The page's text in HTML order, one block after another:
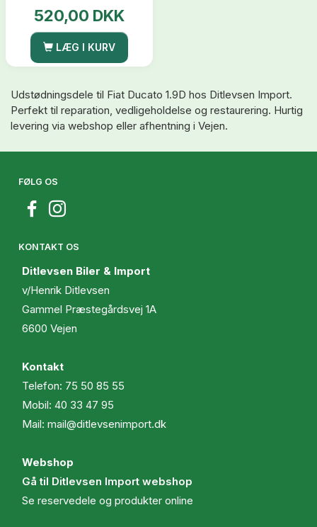
520,00 DKK
LÆG I KURV
Udstødningsdele til Fiat Ducato 1.9D hos Ditlevsen Import.
Perfekt til reparation, vedligeholdelse og restaurering. Hurtig
levering via webshop eller afhentning i Vejen.
FØLG OS
KONTAKT OS
Ditlevsen Biler & Import
v/Henrik Ditlevsen
Gammel Præstegårdsvej 1A
6600 Vejen
Kontakt
Telefon: 75 50 85 55
Mobil: 40 33 47 95
Mail: mail@ditlevsenimport.dk
Webshop
Gå til Ditlevsen Import webshop
Se reservedele og produkter online